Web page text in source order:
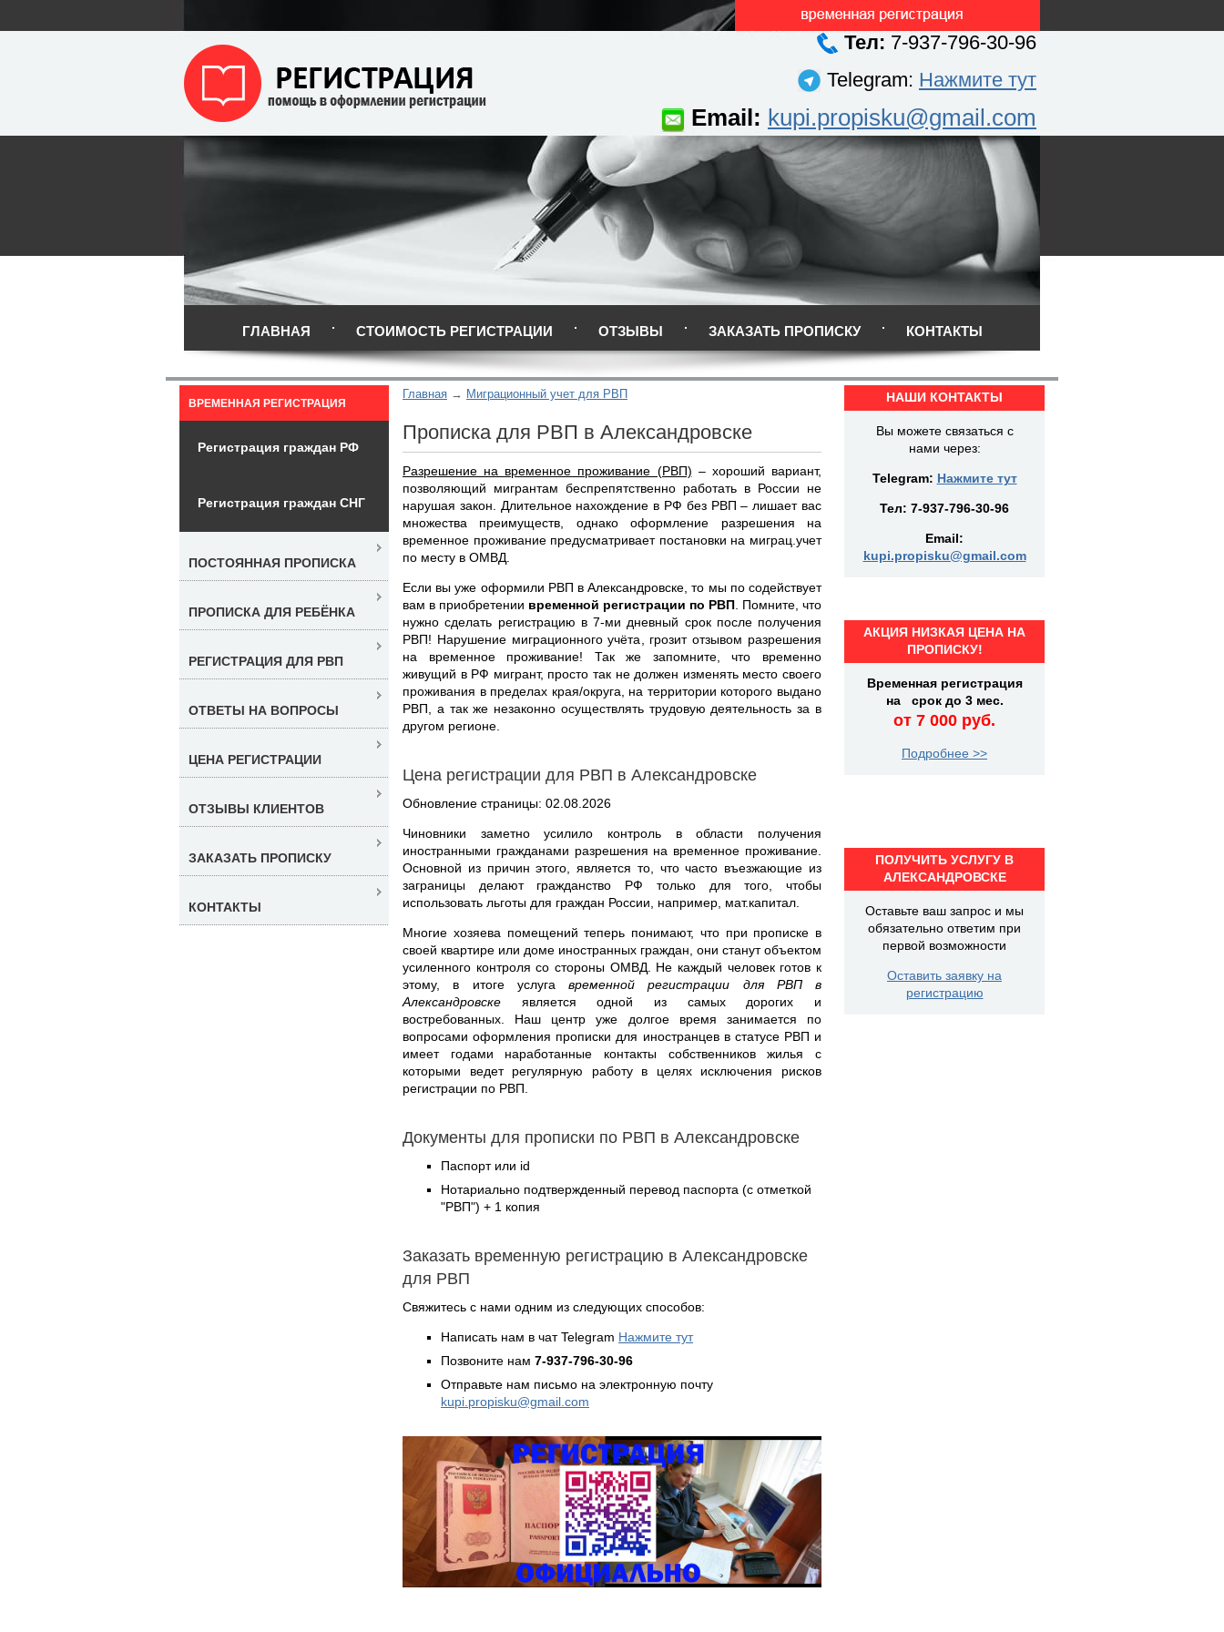
Тел: 7-937-796-30-96
Telegram: Нажмите тут
Email: kupi.propisku@gmail.com
ГЛАВНАЯ СТОИМОСТЬ РЕГИСТРАЦИИ ОТЗЫВЫ ЗАКАЗАТЬ ПРОПИСКУ КОНТАКТЫ
Главная Миграционный учет для РВП
Прописка для РВП в Александровске
Разрешение на временное проживание (РВП) – хороший вариант,
позволяющий мигрантам беспрепятственно работать в России не
нарушая закон. Длительное нахождение в РФ без РВП – лишает вас
множества преимуществ, однако оформление разрешения на
временное проживание предусматривает постановки на миграц.учет
по месту в ОМВД.
Если вы уже оформили РВП в Александровске, то мы по содействует
вам в приобретении временной регистрации по РВП . Помните, что
нужно сделать регистрацию в 7-ми дневный срок после получения
РВП! Нарушение миграционного учёта, грозит отзывом разрешения
на временное проживание! Так же запомните, что временно
живущий в РФ мигрант, просто так не должен изменять место своего
проживания в пределах края/округа, на территории которого выдано
РВП, а так же незаконно осуществлять трудовую деятельность за в
другом регионе.
Цена регистрации для РВП в Александровске
Обновление страницы: 02.08.2026
Чиновники заметно усилило контроль в области получения
иностранными гражданами разрешения на временное проживание.
Основной из причин этого, является то, что часто въезжающие из
заграницы делают гражданство РФ только для того, чтобы
использовать льготы для граждан России, например, мат.капитал.
Многие хозяева помещений теперь понимают, что при прописке в
своей квартире или доме иностранных граждан, они станут объектом
усиленного контроля со стороны ОМВД. Не каждый человек готов к
этому, в итоге услуга временной регистрации для РВП в
Александровске является одной из самых дорогих и
востребованных. Наш центр уже долгое время занимается по
вопросами оформления прописки для иностранцев в статусе РВП и
имеет годами наработанные контакты собственников жилья с
которыми ведет регулярную работу в целях исключения рисков
регистрации по РВП.
Документы для прописки по РВП в Александровске
Паспорт или id
Нотариально подтвержденный перевод паспорта (с отметкой
"РВП") + 1 копия
Заказать временную регистрацию в Александровске
для РВП
Свяжитесь с нами одним из следующих способов:
Написать нам в чат Telegram Нажмите тут
Позвоните нам 7-937-796-30-96
Отправьте нам письмо на электронную почту
kupi.propisku@gmail.com
ВРЕМЕННАЯ РЕГИСТРАЦИЯ
Регистрация граждан РФ
Регистрация граждан СНГ
ПОСТОЯННАЯ ПРОПИСКА
ПРОПИСКА ДЛЯ РЕБЁНКА
РЕГИСТРАЦИЯ ДЛЯ РВП
ОТВЕТЫ НА ВОПРОСЫ
ЦЕНА РЕГИСТРАЦИИ
ОТЗЫВЫ КЛИЕНТОВ
ЗАКАЗАТЬ ПРОПИСКУ
КОНТАКТЫ
НАШИ КОНТАКТЫ
Вы можете связаться с
нами через:
Telegram: Нажмите тут
Тел: 7-937-796-30-96
Email:
kupi.propisku@gmail.com
АКЦИЯ НИЗКАЯ ЦЕНА НА
ПРОПИСКУ!
Временная регистрация
на срок до 3 мес.
от 7 000 руб.
Подробнее >>
ПОЛУЧИТЬ УСЛУГУ В
АЛЕКСАНДРОВСКЕ
Оставьте ваш запрос и мы
обязательно ответим при
первой возможности
Оставить заявку на
регистрацию